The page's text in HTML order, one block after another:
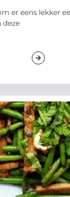
er eens lekker
deze